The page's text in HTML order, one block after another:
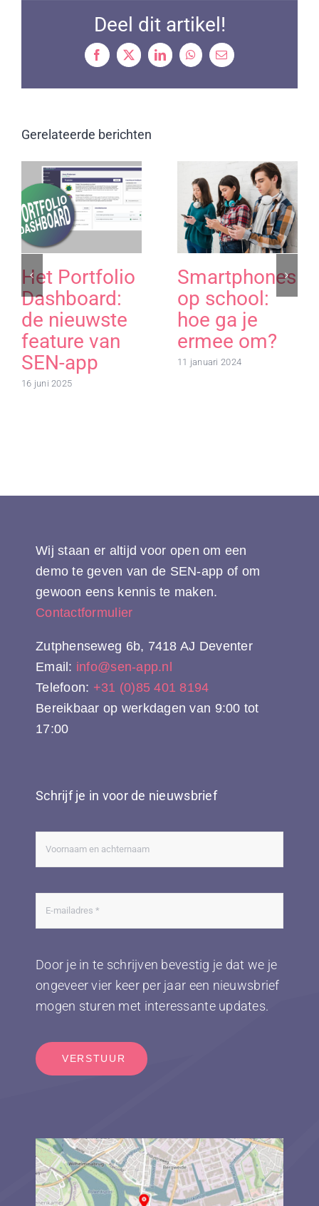
Deel dit artikel!
Facebook
X LinkedInWhatsApp
Email
Gerelateerde berichten
Het Portfolio
Dashboard:
de nieuwste
feature van
SEN-app
16 juni 2025
Smartphones
op school:
hoe ga je
ermee om?
11 januari 2024
Wij staan er altijd voor open om een
demo te geven van de SEN-app of om
gewoon eens kennis te maken.
Contactformulier
Zutphenseweg 6b, 7418 AJ Deventer
Email: info@sen-app.nl
Telefoon: +31 (0)85 401 8194
Bereikbaar op werkdagen van 9:00 tot
17:00
Schrijf je in voor de nieuwsbrief
Door je in te schrijven bevestig je dat we je
ongeveer vier keer per jaar een nieuwsbrief
mogen sturen met interessante updates.
VERSTUUR